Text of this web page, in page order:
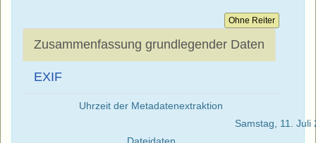
Ohne Reiter
Zusammenfassung grundlegender Daten
EXIF
Uhrzeit der Metadatenextraktion
Samstag, 11. Juli